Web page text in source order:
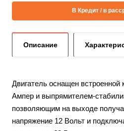
В Кредит / в
Описание
Двигатель оснащен
Ампер и выпрямителем-
позволяющим на выходе
напряжение 12 Вольт и